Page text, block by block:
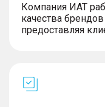
Компания ИАТ
качества
предоставляя